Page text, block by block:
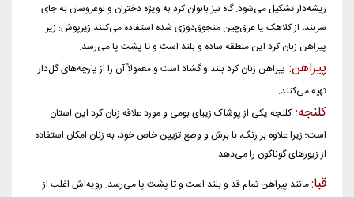
ریشه‌دار تشکیل می‌شود. گاه نیز بانوان کرد به ویژه دختران و نوعروسان به جای
سربند، از کلاهک یا عرق‌چین منجوق‌دوزی شده استفاده می‌کنند.زیرپوش: زیر
پیراهن زنان کرد این منطقه ساده و بلند است و تا پشت پا می‌رسد.
پیراهن: پیراهن زنان کرد بلند و گشاد است و معمولاً آن را از پارچه‌های گل‌دار
تهیه می‌کنند.
کلنجه:کلنجه یکی از پوشاک زیبای بومی و مورد علاقه زنان کرد این استان
است؛ زیرا علاوه بر رنگ، با برش و وضع تزیین خاص خود، به زنان امکان استفاده
از زیورهای گوناگون را می‌دهد.
قبا:مانند پیراهن تمام قد و بلند است و تا پشت پا می‌رسد. رویه‌اش اغلب از